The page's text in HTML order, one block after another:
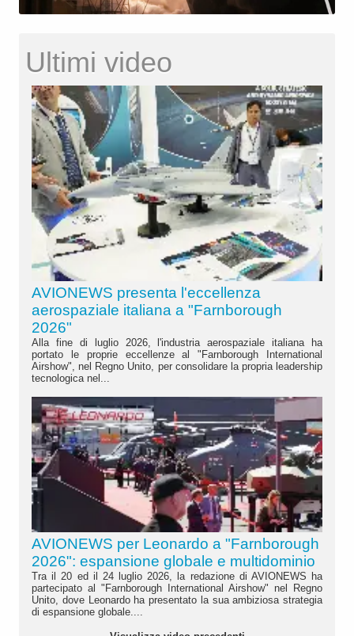
Ultimi video
AVIONEWS presenta l'eccellenza
aerospaziale italiana a "Farnborough
2026"
Alla fine di luglio 2026, l'industria aerospaziale italiana ha
portato le proprie eccellenze al "Farnborough International
Airshow", nel Regno Unito, per consolidare la propria leadership
tecnologica nel...
AVIONEWS per Leonardo a "Farnborough
2026": espansione globale e multidominio
Tra il 20 ed il 24 luglio 2026, la redazione di AVIONEWS ha
partecipato al "Farnborough International Airshow" nel Regno
Unito, dove Leonardo ha presentato la sua ambiziosa strategia
di espansione globale....